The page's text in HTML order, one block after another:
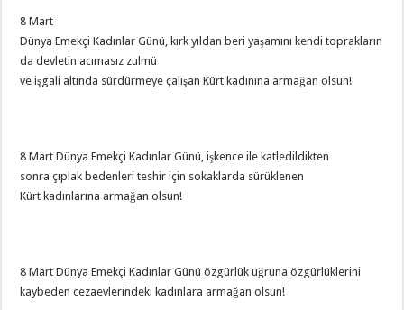
8 Mart
Dünya Emekçi Kadınlar Günü, kırk yıldan beri yaşamını kendi toprakların
da devletin acımasız zulmü
ve işgali altında sürdürmeye çalışan Kürt kadınına armağan olsun!
8 Mart Dünya Emekçi Kadınlar Günü, işkence ile katledildikten
sonra çıplak bedenleri teshir için sokaklarda sürüklenen
Kürt kadınlarına armağan olsun!
8 Mart Dünya Emekçi Kadınlar Günü özgürlük uğruna özgürlüklerini
kaybeden cezaevlerindeki kadınlara armağan olsun!